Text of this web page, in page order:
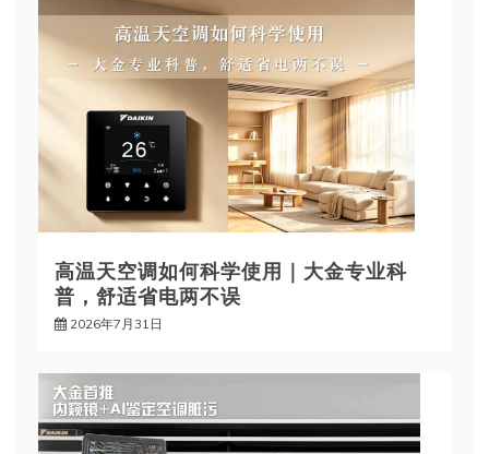
高温天空调如何科学使用｜大金专业科
普，舒适省电两不误
2026年7月31日